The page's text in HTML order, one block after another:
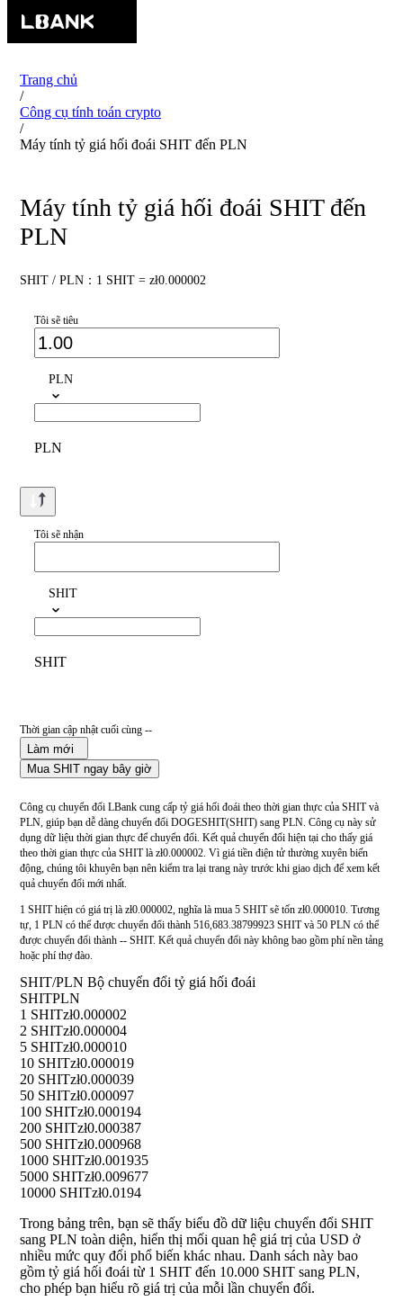
Trang chủ
/
Công cụ tính toán crypto
/
Máy tính tỷ giá hối đoái SHIT đến PLN
Máy tính tỷ giá hối đoái SHIT đến
PLN
SHIT / PLN：1 SHIT = zł0.000002
Tôi sẽ tiêu
PLN
PLN
Tôi sẽ nhận
SHIT
SHIT
Thời gian cập nhật cuối cùng --
Làm mới
Mua SHIT ngay bây giờ
Công cụ chuyển đổi LBank cung cấp tỷ giá hối đoái theo thời gian thực của SHIT và
PLN, giúp bạn dễ dàng chuyển đổi DOGESHIT(SHIT) sang PLN. Công cụ này sử
dụng dữ liệu thời gian thực để chuyển đổi. Kết quả chuyển đổi hiện tại cho thấy giá
theo thời gian thực của SHIT là zł0.000002. Vì giá tiền điện tử thường xuyên biến
động, chúng tôi khuyên bạn nên kiểm tra lại trang này trước khi giao dịch để xem kết
quả chuyển đổi mới nhất.
1 SHIT hiện có giá trị là zł0.000002, nghĩa là mua 5 SHIT sẽ tốn zł0.000010. Tương
tự, 1 PLN có thể được chuyển đổi thành 516,683.38799923 SHIT và 50 PLN có thể
được chuyển đổi thành -- SHIT. Kết quả chuyển đổi này không bao gồm phí nền tảng
hoặc phí thợ đào.
SHIT/PLN Bộ chuyển đổi tỷ giá hối đoái
SHITPLN
1 SHITzł0.000002
2 SHITzł0.000004
5 SHITzł0.000010
10 SHITzł0.000019
20 SHITzł0.000039
50 SHITzł0.000097
100 SHITzł0.000194
200 SHITzł0.000387
500 SHITzł0.000968
1000 SHITzł0.001935
5000 SHITzł0.009677
10000 SHITzł0.0194
Trong bảng trên, bạn sẽ thấy biểu đồ dữ liệu chuyển đổi SHIT
sang PLN toàn diện, hiển thị mối quan hệ giá trị của USD ở
nhiều mức quy đổi phổ biến khác nhau. Danh sách này bao
gồm tỷ giá hối đoái từ 1 SHIT đến 10.000 SHIT sang PLN,
cho phép bạn hiểu rõ giá trị của mỗi lần chuyển đổi.